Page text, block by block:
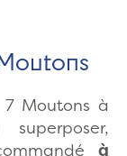
Moutons à
à